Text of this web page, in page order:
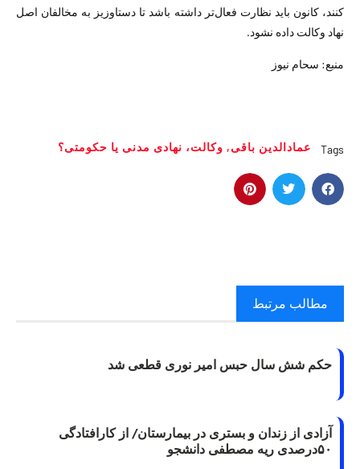
کنند، کانون باید نظارت فعال‌تر داشته باشد تا دستاوزیز به مخالفان اصل
نهاد وکالت داده نشود.
منبع: سحام نیوز
Tags عمادالدین باقی, وکالت، نهادی مدنی یا حکومتی؟
مطالب مرتبط
حکم شش سال حبس امیر نوری قطعی شد
آزادی از زندان و بستری در بیمارستان/ از کارافتادگی
۵۰درصدی ریه مصطفی دانشجو